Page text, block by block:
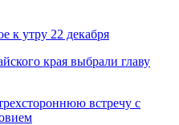
к утру 22 декабря
края выбрали главу
встречу с